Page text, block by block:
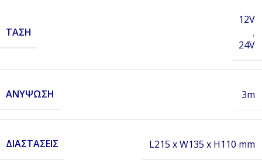
ΤΆΣΗ
12V
,
24V
ΑΝΎΨΩΣΗ 3m
ΔΙΑΣΤΆΣΕΙΣ L215 x W135 x H110 mm